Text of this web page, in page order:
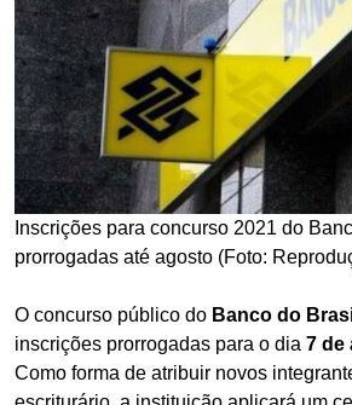
Inscrições para concurso 2021 do
prorrogadas até agosto (Foto:
O concurso público do Banco do
inscrições prorrogadas para o dia 7 de
Como forma de atribuir novos